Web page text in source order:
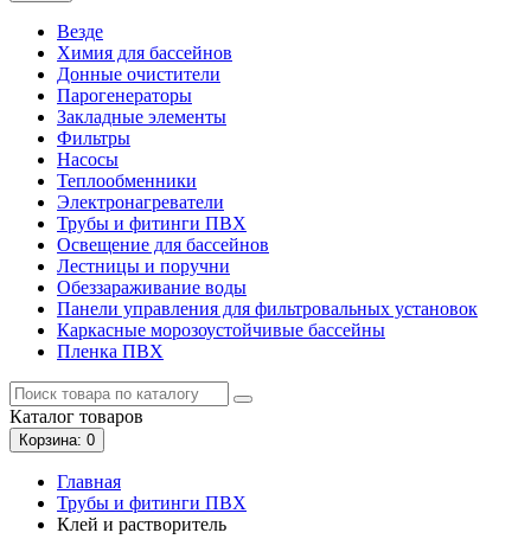
Везде
Химия для бассейнов
Донные очистители
Парогенераторы
Закладные элементы
Фильтры
Насосы
Теплообменники
Электронагреватели
Трубы и фитинги ПВХ
Освещение для бассейнов
Лестницы и поручни
Обеззараживание воды
Панели управления для фильтровальных установок
Каркасные морозоустойчивые бассейны
Пленка ПВХ
Каталог товаров
Корзина: 0
Главная
Трубы и фитинги ПВХ
Клей и растворитель